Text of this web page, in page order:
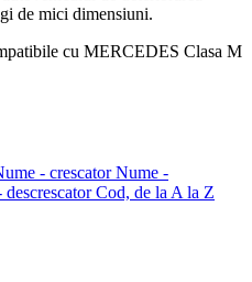
de mici dimensiuni.
cu MERCEDES Clasa M
- crescatorNume -
descrescatorCod, de la A la Z